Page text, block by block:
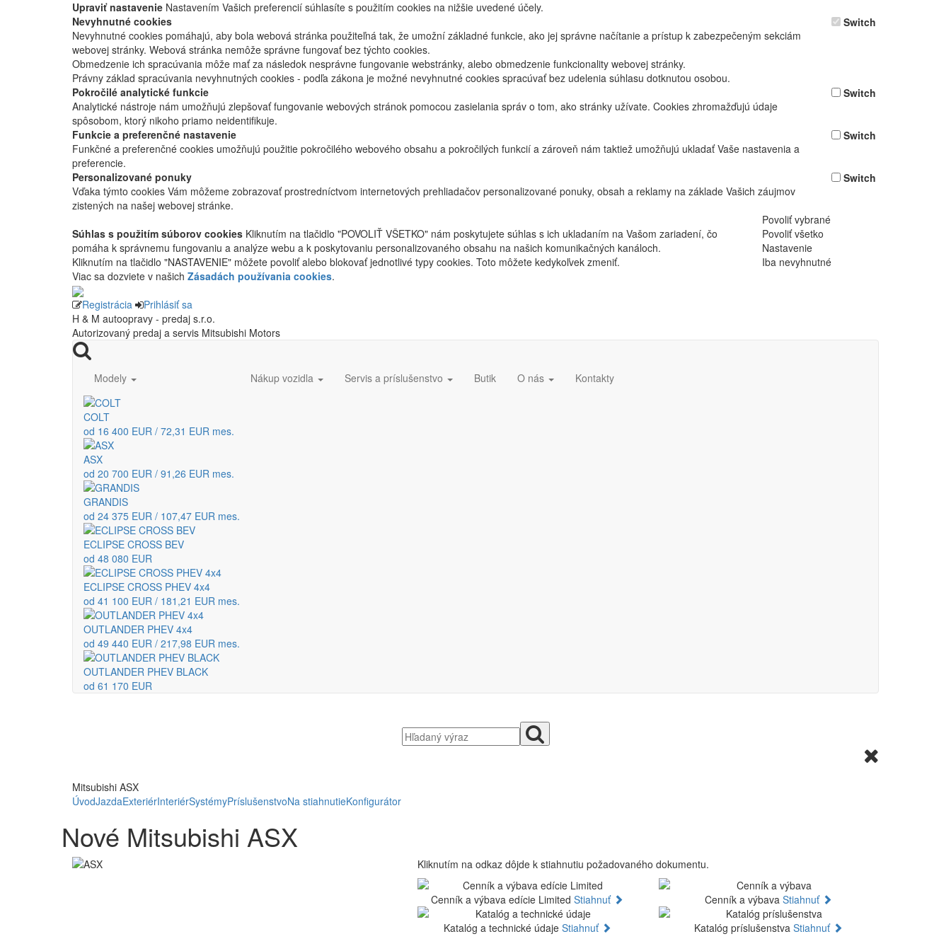
Upraviť nastavenie Nastavením Vašich preferencií súhlasíte s použitím cookies na nižšie uvedené účely.
Nevyhnutné cookies
Nevyhnutné cookies pomáhajú, aby bola webová stránka použiteľná tak, že umožní základné funkcie, ako jej správne načítanie a prístup k zabezpečeným sekciám
webovej stránky. Webová stránka nemôže správne fungovať bez týchto cookies.
Obmedzenie ich spracúvania môže mať za následok nesprávne fungovanie webstránky, alebo obmedzenie funkcionality webovej stránky.
Právny základ spracúvania nevyhnutných cookies - podľa zákona je možné nevyhnutné cookies spracúvať bez udelenia súhlasu dotknutou osobou.
Switch
Pokročilé analytické funkcie
Analytické nástroje nám umožňujú zlepšovať fungovanie webových stránok pomocou zasielania správ o tom, ako stránky užívate. Cookies zhromažďujú údaje
spôsobom, ktorý nikoho priamo neidentifikuje.
Switch
Funkcie a preferenčné nastavenie
Funkčné a preferenčné cookies umožňujú použitie pokročilého webového obsahu a pokročilých funkcií a zároveň nám taktiež umožňujú ukladať Vaše nastavenia a
preferencie.
Switch
Personalizované ponuky
Vďaka týmto cookies Vám môžeme zobrazovať prostredníctvom internetových prehliadačov personalizované ponuky, obsah a reklamy na základe Vašich záujmov
zistených na našej webovej stránke.
Switch
Povoliť vybrané
Súhlas s použitím súborov cookies Kliknutím na tlačidlo "POVOLIŤ VŠETKO" nám poskytujete súhlas s ich ukladaním na Vašom zariadení, čo
pomáha k správnemu fungovaniu a analýze webu a k poskytovaniu personalizovaného obsahu na našich komunikačných kanáloch.
Kliknutím na tlačidlo "NASTAVENIE" môžete povoliť alebo blokovať jednotlivé typy cookies. Toto môžete kedykoľvek zmeniť.
Viac sa dozviete v našich Zásadách používania cookies.
Povoliť všetko
Nastavenie
Iba nevyhnutné
Registrácia
Prihlásiť sa
H & M autoopravy - predaj s.r.o.
Autorizovaný predaj a servis Mitsubishi Motors
Modely
COLT
od 16 400 EUR / 72,31 EUR mes.
ASX
od 20 700 EUR / 91,26 EUR mes.
GRANDIS
od 24 375 EUR / 107,47 EUR mes.
ECLIPSE CROSS BEV
od 48 080 EUR
ECLIPSE CROSS PHEV 4x4
od 41 100 EUR / 181,21 EUR mes.
OUTLANDER PHEV 4x4
od 49 440 EUR / 217,98 EUR mes.
OUTLANDER PHEV BLACK
od 61 170 EUR
Nákup vozidla Servis a príslušenstvo Butik O nás Kontakty
Mitsubishi ASX
ÚvodJazdaExteriérInteriérSystémyPríslušenstvoNa stiahnutieKonfigurátor
Nové Mitsubishi ASX
Kliknutím na odkaz dôjde k stiahnutiu požadovaného dokumentu.
Cenník a výbava edície LimitedStiahnuť Cenník a výbavaStiahnuť
Katalóg a technické údaje Stiahnuť Katalóg príslušenstvaStiahnuť